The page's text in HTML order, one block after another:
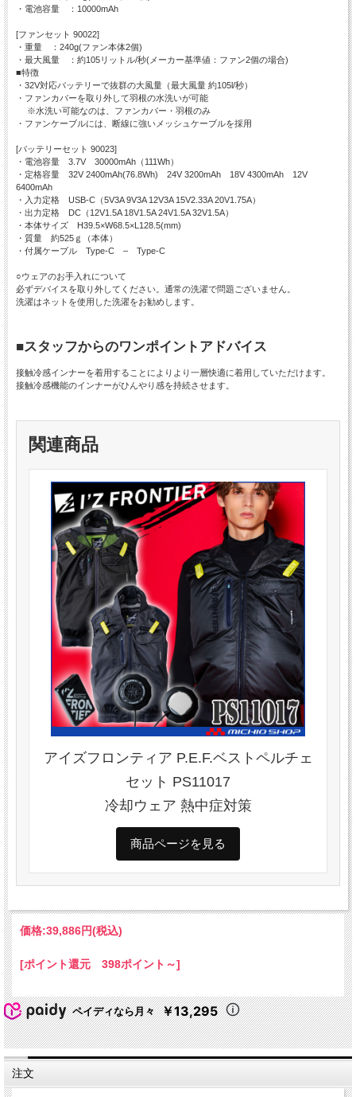
・電池容量 ：10000mAh
[ファンセット 90022]
・重量 ：240g(ファン本体2個)
・最大風量 ：約105リットル/秒(メーカー基準値：ファン2個の場合)
■特徴
・32V対応バッテリーで抜群の大風量（最大風量 約105l/秒）
・ファンカバーを取り外して羽根の水洗いが可能
※水洗い可能なのは、ファンカバー・羽根のみ
・ファンケーブルには、断線に強いメッシュケーブルを採用
[バッテリーセット 90023]
・電池容量 3.7V 30000mAh（111Wh）
・定格容量 32V 2400mAh(76.8Wh) 24V 3200mAh 18V 4300mAh 12V
6400mAh
・入力定格 USB-C（5V3A 9V3A 12V3A 15V2.33A 20V1.75A）
・出力定格 DC（12V1.5A 18V1.5A 24V1.5A 32V1.5A）
・本体サイズ H39.5×W68.5×L128.5(mm)
・質量 約525ｇ（本体）
・付属ケーブル Type-C – Type-C
○ウェアのお手入れについて
必ずデバイスを取り外してください。通常の洗濯で問題ございません。
洗濯はネットを使用した洗濯をお勧めします。
■スタッフからのワンポイントアドバイス
接触冷感インナーを着用することによりより一層快適に着用していただけます。
接触冷感機能のインナーがひんやり感を持続させます。
関連商品
アイズフロンティア P.E.F.ベストペルチェ
セット PS11017
冷却ウェア 熱中症対策
商品ページを見る
価格:39,886円(税込)
[ポイント還元 398ポイント～]
ペイディなら月々 ￥13,295
注文